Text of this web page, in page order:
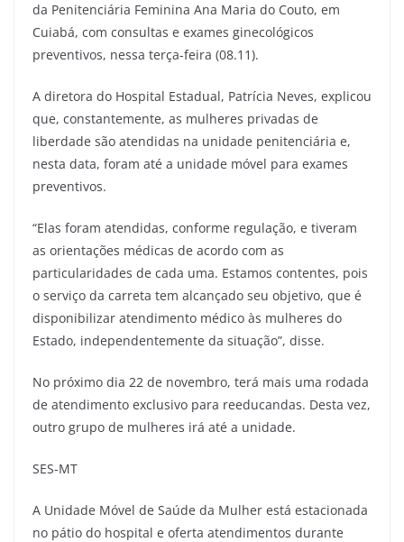
da Penitenciária Feminina Ana Maria do Couto, em
Cuiabá, com consultas e exames ginecológicos
preventivos, nessa terça-feira (08.11).
A diretora do Hospital Estadual, Patrícia Neves, explicou
que, constantemente, as mulheres privadas de
liberdade são atendidas na unidade penitenciária e,
nesta data, foram até a unidade móvel para exames
preventivos.
“Elas foram atendidas, conforme regulação, e tiveram
as orientações médicas de acordo com as
particularidades de cada uma. Estamos contentes, pois
o serviço da carreta tem alcançado seu objetivo, que é
disponibilizar atendimento médico às mulheres do
Estado, independentemente da situação”, disse.
No próximo dia 22 de novembro, terá mais uma rodada
de atendimento exclusivo para reeducandas. Desta vez,
outro grupo de mulheres irá até a unidade.
SES-MT
A Unidade Móvel de Saúde da Mulher está estacionada
no pátio do hospital e oferta atendimentos durante